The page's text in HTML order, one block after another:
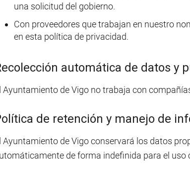
una solicitud del gobierno.
Con proveedores que trabajan en nuestro
en esta política de privacidad.
automática de datos y
Ayuntamiento de Vigo no trabaja con
de retención y manejo de
Ayuntamiento de Vigo conservará los datos
de forma indefinida para el uso